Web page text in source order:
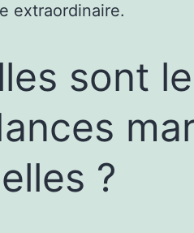
extraordinaire.
sont
?